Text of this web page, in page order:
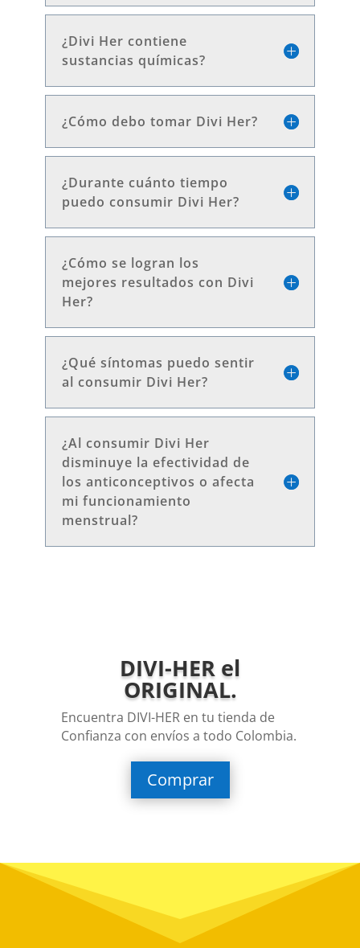
¿Divi Her contiene
sustancias químicas?
¿Cómo debo tomar Divi Her?
¿Durante cuánto tiempo
puedo consumir Divi Her?
¿Cómo se logran los
mejores resultados con Divi
Her?
¿Qué síntomas puedo sentir
al consumir Divi Her?
¿Al consumir Divi Her
disminuye la efectividad de
los anticonceptivos o afecta
mi funcionamiento
menstrual?
DIVI-HER el
ORIGINAL.
Encuentra DIVI-HER en tu tienda de
Confianza con envíos a todo Colombia.
Comprar